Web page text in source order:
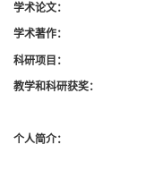
学术论文：
学术著作：
科研项目：
教学和科研获奖：
个人简介：